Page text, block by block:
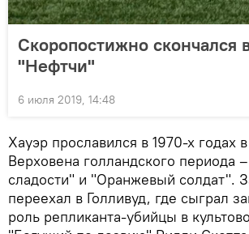
Скоропостижно скончался
"Нефтчи"
6 июля 2019, 14:48
Хауэр прославился в 1970-х годах
Верховена голландского периода
сладости" и "Оранжевый солдат".
переехал в Голливуд, где сыграл
роль репликанта-убийцы в